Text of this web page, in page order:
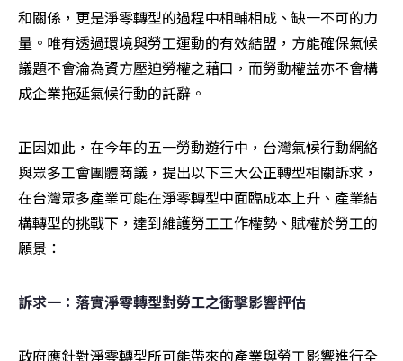
和關係，更是淨零轉型的過程中相輔相成、缺一不可的力
量。唯有透過環境與勞工運動的有效結盟，方能確保氣候
議題不會淪為資方壓迫勞權之藉口，而勞動權益亦不會構
成企業拖延氣候行動的託辭。
正因如此，在今年的五一勞動遊行中，台灣氣候行動網絡
與眾多工會團體商議，提出以下三大公正轉型相關訴求，
在台灣眾多產業可能在淨零轉型中面臨成本上升、產業結
構轉型的挑戰下，達到維護勞工工作權勢、賦權於勞工的
願景：
訴求一：落實淨零轉型對勞工之衝擊影響評估
政府應針對淨零轉型所可能帶來的產業與勞工影響進行全